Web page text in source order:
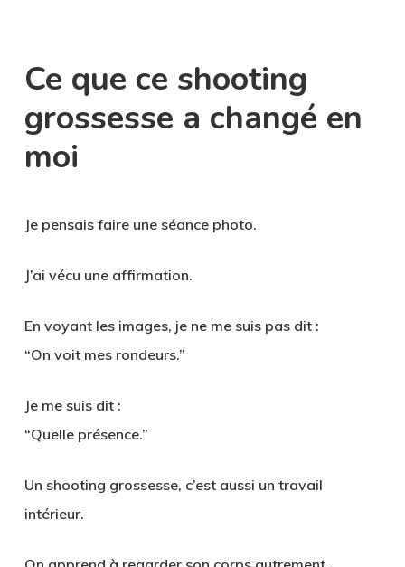
Ce que ce shooting
grossesse a changé en
moi
Je pensais faire une séance photo.
J’ai vécu une affirmation.
En voyant les images, je ne me suis pas dit :
“On voit mes rondeurs.”
Je me suis dit :
“Quelle présence.”
Un shooting grossesse, c’est aussi un travail
intérieur.